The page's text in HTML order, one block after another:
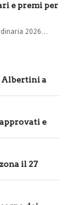
e premi per
2026…
Albertini a
e
il 27